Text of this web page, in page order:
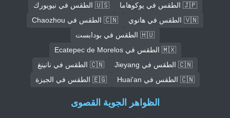
🇯🇵 الطقس في يوكوهاما
🇺🇸 الطقس في نيويورك
🇻🇳 الطقس في هانوي
🇨🇳 الطقس في Chaozhou
🇭🇺 الطقس في بودابست
🇲🇽 الطقس في Ecatepec de Morelos
🇨🇳 الطقس في Jieyang
🇨🇳 الطقس في نانينغ
🇨🇳 الطقس في Huai'an
🇪🇬 الطقس في الجيزة
الظواهر الجوية القصوى